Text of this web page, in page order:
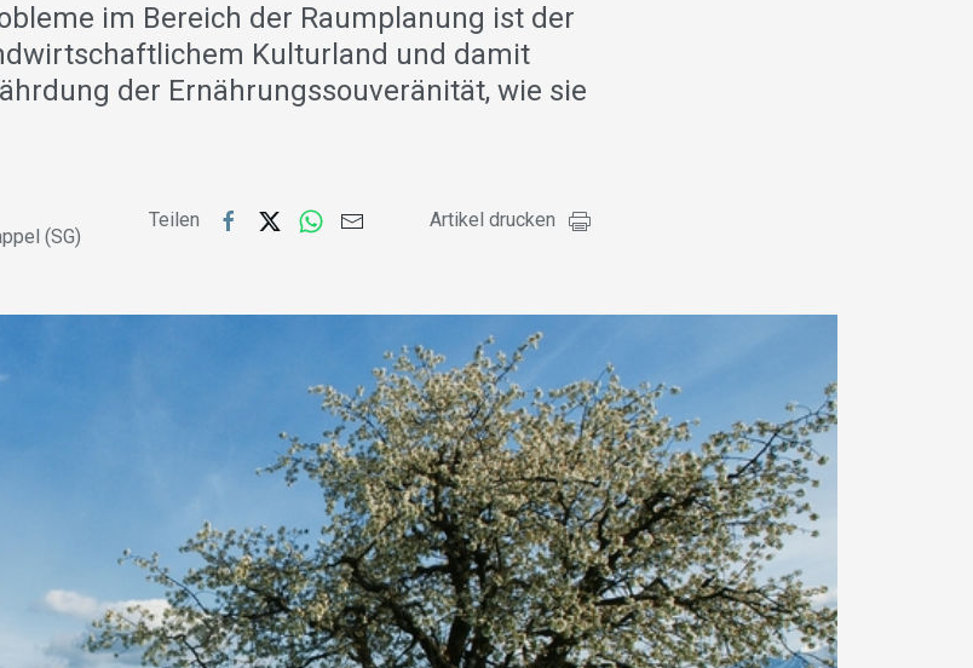
im Bereich der Raumplanung ist der
Kulturland und damit
der Ernährungssouveränität, wie sie
(SG)
Teilen Artikel drucken